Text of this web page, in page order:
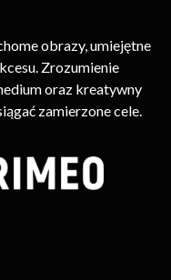
obrazy, umiejętne
Zrozumienie
oraz kreatywny
zamierzone cele.